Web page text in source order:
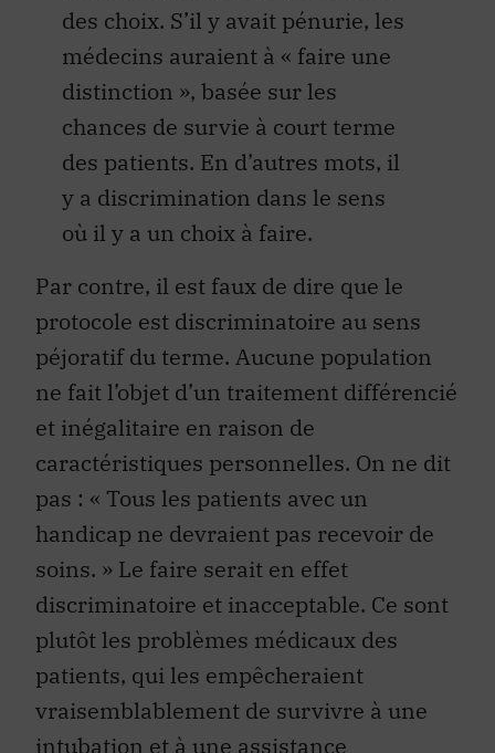
des choix. S’il y avait pénurie, les
médecins auraient à « faire une
distinction », basée sur les
chances de survie à court terme
des patients. En d’autres mots, il
y a discrimination dans le sens
où il y a un choix à faire.
Par contre, il est faux de dire que le
protocole est discriminatoire au sens
péjoratif du terme. Aucune population
ne fait l’objet d’un traitement différencié
et inégalitaire en raison de
caractéristiques personnelles. On ne dit
pas : « Tous les patients avec un
handicap ne devraient pas recevoir de
soins. » Le faire serait en effet
discriminatoire et inacceptable. Ce sont
plutôt les problèmes médicaux des
patients, qui les empêcheraient
vraisemblablement de survivre à une
intubation et à une assistance